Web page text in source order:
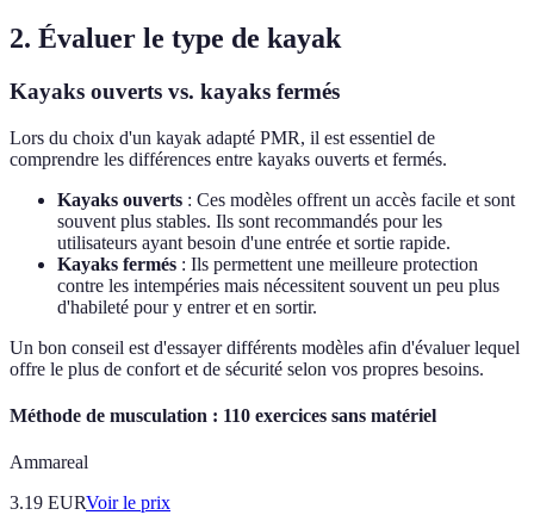
2. Évaluer le type de kayak
Kayaks ouverts vs. kayaks fermés
Lors du choix d'un kayak adapté PMR, il est essentiel de
comprendre les différences entre kayaks ouverts et fermés.
Kayaks ouverts : Ces modèles offrent un accès facile et sont
souvent plus stables. Ils sont recommandés pour les
utilisateurs ayant besoin d'une entrée et sortie rapide.
Kayaks fermés : Ils permettent une meilleure protection
contre les intempéries mais nécessitent souvent un peu plus
d'habileté pour y entrer et en sortir.
Un bon conseil est d'essayer différents modèles afin d'évaluer lequel
offre le plus de confort et de sécurité selon vos propres besoins.
Méthode de musculation : 110 exercices sans matériel
Ammareal
3.19 EURVoir le prix